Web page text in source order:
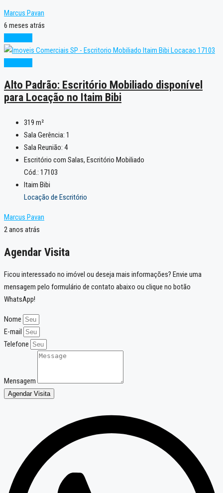
Marcus Pavan
6 meses atrás
Alto Padrão: Escritório Mobiliado disponível
para Locação no Itaim Bibi
319 m²
Sala Gerência: 1
Sala Reunião: 4
Escritório com Salas, Escritório Mobiliado
Cód.: 17103
Itaim Bibi
Locação de Escritório
Marcus Pavan
2 anos atrás
Agendar Visita
Ficou interessado no imóvel ou deseja mais informações? Envie uma
mensagem pelo formulário de contato abaixo ou clique no botão
WhatsApp!
Nome
E-mail
Telefone
Mensagem
Agendar Visita